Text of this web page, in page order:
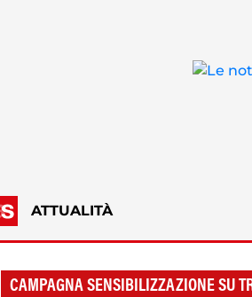
ATTUALITÀ
CAMPAGNA SENSIBILIZZAZIONE SU